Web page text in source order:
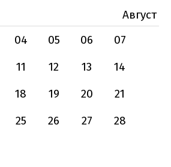
Август
04 05 06
07
11 12 13
14
18 19 20
21
25 26 27
28